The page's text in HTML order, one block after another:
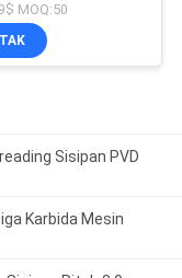
MOQ:50
Sisipan PVD
Karbida Mesin